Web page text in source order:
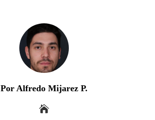
Por Alfredo Mijarez P.